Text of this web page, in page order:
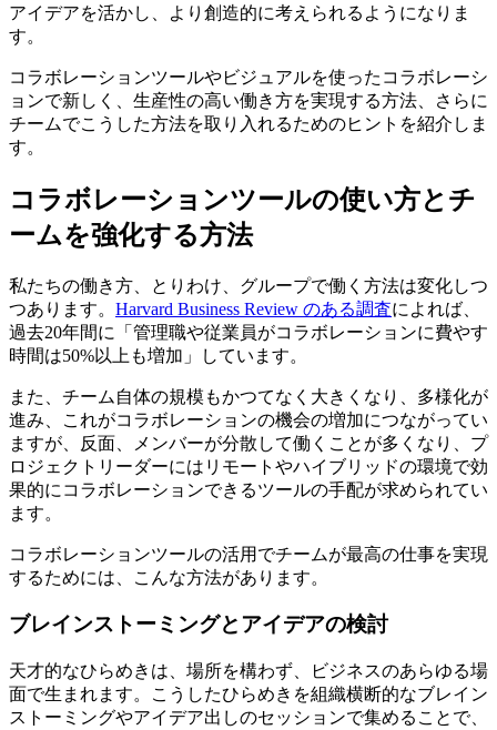
アイデアを活かし、より創造的に考えられるようになりま
す。
コラボレーションツールやビジュアルを使ったコラボレーシ
ョンで新しく、生産性の高い働き方を実現する方法、さらに
チームでこうした方法を取り入れるためのヒントを紹介しま
す。
コラボレーションツールの使い方とチ
ームを強化する方法
私たちの働き方、とりわけ、グループで働く方法は変化しつ
つあります。 Harvard Business Review のある調査によれば、
過去20年間に「管理職や従業員がコラボレーションに費やす
時間は50%以上も増加」しています。
また、チーム自体の規模もかつてなく大きくなり、多様化が
進み、これがコラボレーションの機会の増加につながってい
ますが、反面、メンバーが分散して働くことが多くなり、プ
ロジェクトリーダーにはリモートやハイブリッドの環境で効
果的にコラボレーションできるツールの手配が求められてい
ます。
コラボレーションツールの活用でチームが最高の仕事を実現
するためには、こんな方法があります。
ブレインストーミングとアイデアの検討
天才的なひらめきは、場所を構わず、ビジネスのあらゆる場
面で生まれます。こうしたひらめきを組織横断的なブレイン
ストーミングやアイデア出しのセッションで集めることで、